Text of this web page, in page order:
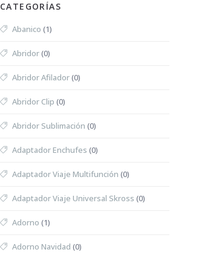
CATEGORÍAS
Abanico (1)
Abridor(0)
Abridor Afilador(0)
Abridor Clip (0)
Abridor Sublimación (0)
Adaptador Enchufes (0)
Adaptador Viaje Multifunción (0)
Adaptador Viaje Universal Skross (0)
Adorno (1)
Adorno Navidad (0)